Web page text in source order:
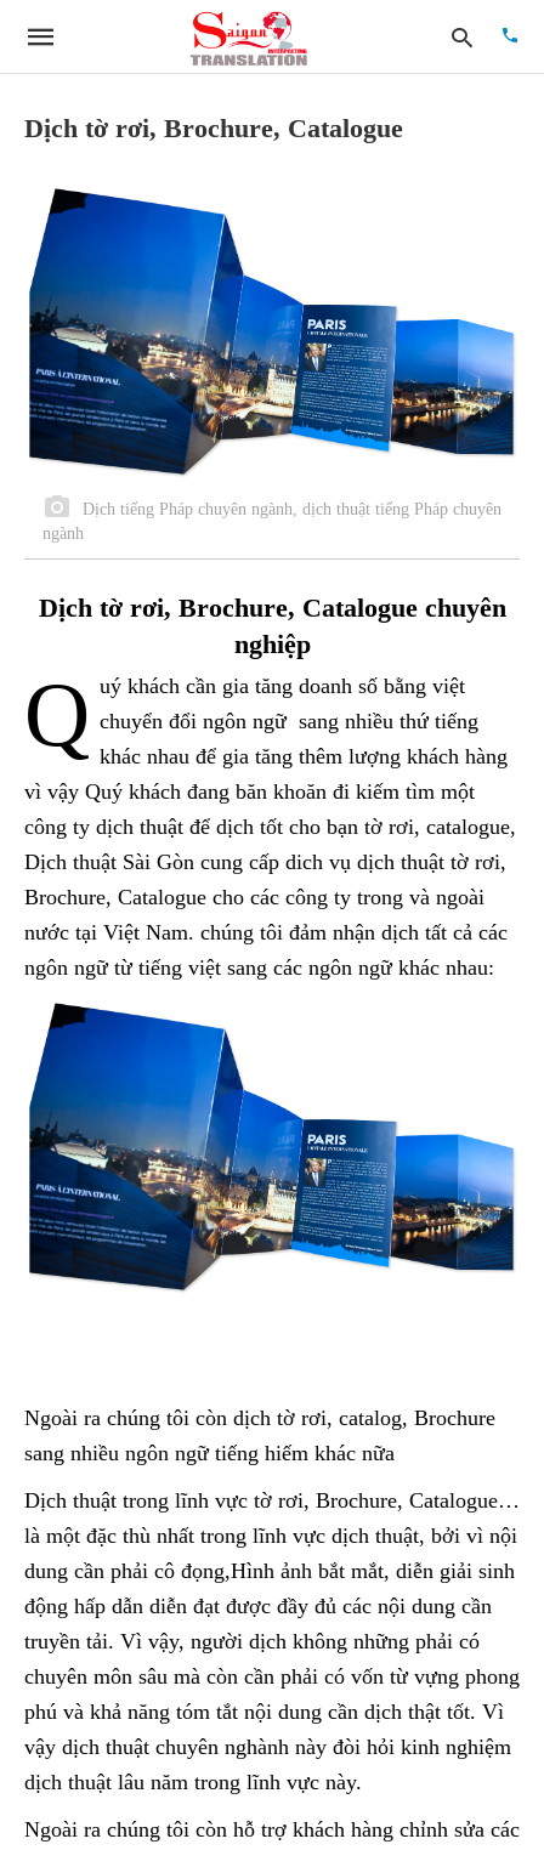
Dịch tờ rơi, Brochure, Catalogue
Dịch tiếng Pháp chuyên ngành, dịch thuật tiếng Pháp chuyên
ngành
Dịch tờ rơi, Brochure, Catalogue chuyên
nghiệp
Q uý khách cần gia tăng doanh số bằng việt
chuyển đổi ngôn ngữ sang nhiều thứ tiếng
khác nhau để gia tăng thêm lượng khách hàng
vì vậy Quý khách đang băn khoăn đi kiếm tìm một
công ty dịch thuật để dịch tốt cho bạn tờ rơi, catalogue,
Dịch thuật Sài Gòn cung cấp dich vụ dịch thuật tờ rơi,
Brochure, Catalogue cho các công ty trong và ngoài
nước tại Việt Nam. chúng tôi đảm nhận dịch tất cả các
ngôn ngữ từ tiếng việt sang các ngôn ngữ khác nhau:
Ngoài ra chúng tôi còn dịch tờ rơi, catalog, Brochure
sang nhiều ngôn ngữ tiếng hiếm khác nữa
Dịch thuật trong lĩnh vực tờ rơi, Brochure, Catalogue…
là một đặc thù nhất trong lĩnh vực dịch thuật, bởi vì nội
dung cần phải cô đọng,Hình ảnh bắt mắt, diễn giải sinh
động hấp dẫn diễn đạt được đầy đủ các nội dung cần
truyền tải. Vì vậy, người dịch không những phải có
chuyên môn sâu mà còn cần phải có vốn từ vựng phong
phú và khả năng tóm tắt nội dung cần dịch thật tốt. Vì
vậy dịch thuật chuyên nghành này đòi hỏi kinh nghiệm
dịch thuật lâu năm trong lĩnh vực này.
Ngoài ra chúng tôi còn hỗ trợ khách hàng chỉnh sửa các